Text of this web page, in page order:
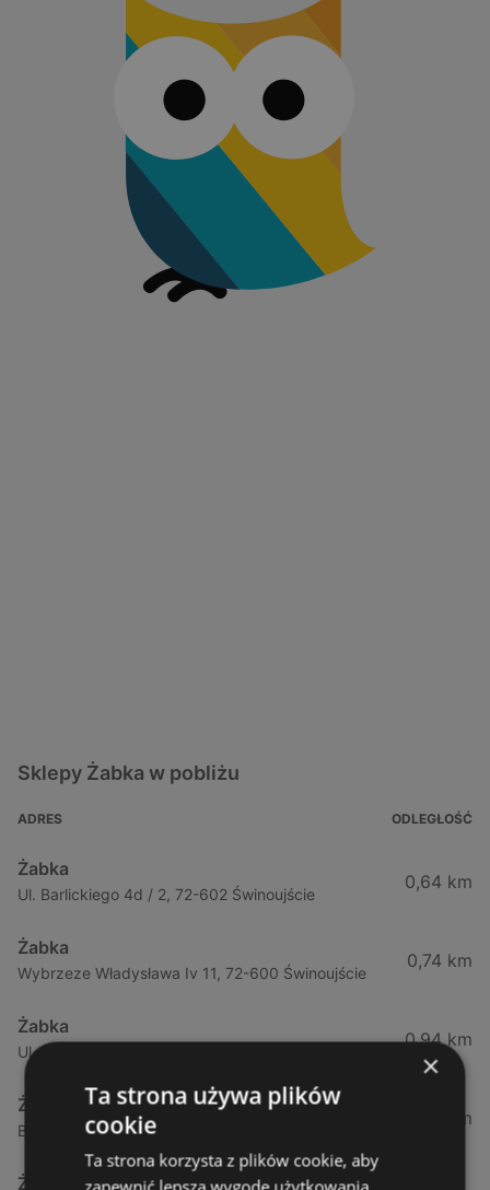
Sklepy Żabka w pobliżu
ADRES ODLEGŁOŚĆ
Żabka
Ul. Barlickiego 4d / 2, 72-602 Świnoujście
0,64 km
Żabka
Wybrzeze Władysława Iv 11, 72-600 Świnoujście
0,74 km
Żabka
Ul. Bohaterów Września 49, 72-600 Świnoujście
0,94 km
Żabka
Bohaterów Września 52, 72-600 Świnoujście
1,02 km
Żabka
×
Ta strona używa plików
cookie
Ta strona korzysta z plików cookie, aby